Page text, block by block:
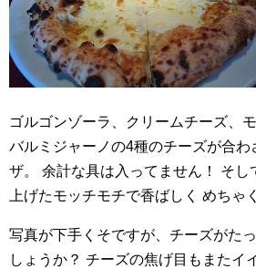
ゴルゴンゾーラ、クリームチーズ、
バルミジャーノの4種のチーズが合
ザ。
余計な具は入ってません！
そし
上げたモッチモチで香ばしく めちゃ
写真が下手くそですが、チーズがた
しょうか？ チーズの焦げ目もまたイ